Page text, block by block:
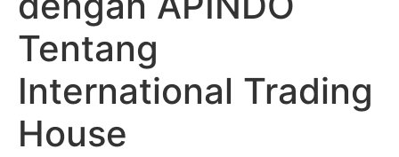
Tentang
International Trading
House